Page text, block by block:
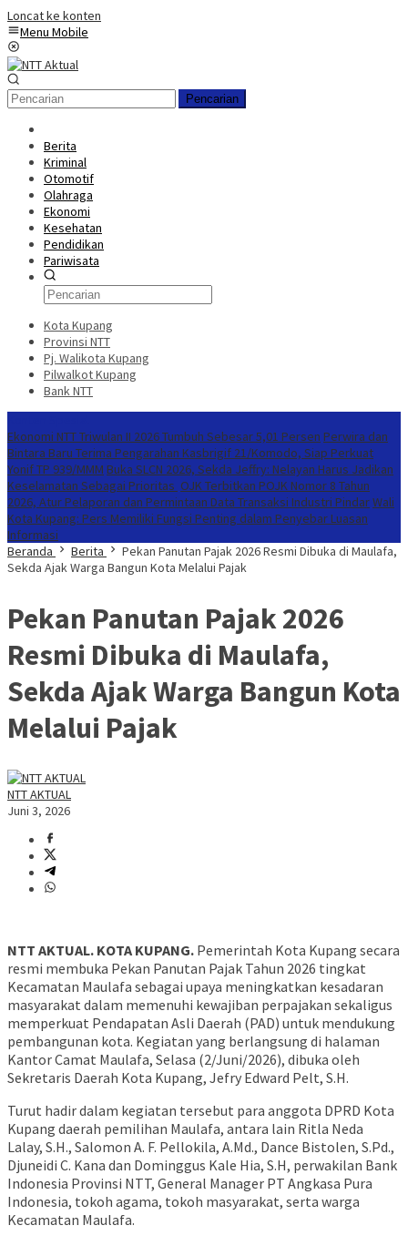
Loncat ke konten
Menu Mobile
Pencarian
Berita
Kriminal
Otomotif
Olahraga
Ekonomi
Kesehatan
Pendidikan
Pariwisata
Kota Kupang
Provinsi NTT
Pj. Walikota Kupang
Pilwalkot Kupang
Bank NTT
Ekonomi NTT Triwulan II 2026 Tumbuh Sebesar 5,01 Persen Perwira dan
Bintara Baru Terima Pengarahan Kasbrigif 21/Komodo, Siap Perkuat
Yonif TP 939/MMM Buka SLCN 2026, Sekda Jeffry: Nelayan Harus Jadikan
Keselamatan Sebagai Prioritas OJK Terbitkan POJK Nomor 8 Tahun
2026, Atur Pelaporan dan Permintaan Data Transaksi Industri PindarWali
Kota Kupang: Pers Memiliki Fungsi Penting dalam Penyebar Luasan
Informasi
Beranda
Berita
Pekan Panutan Pajak 2026 Resmi Dibuka di Maulafa,
Sekda Ajak Warga Bangun Kota Melalui Pajak
Pekan Panutan Pajak 2026
Resmi Dibuka di Maulafa,
Sekda Ajak Warga Bangun Kota
Melalui Pajak
NTT AKTUAL
Juni 3, 2026
NTT AKTUAL. KOTA KUPANG. Pemerintah Kota Kupang secara
resmi membuka Pekan Panutan Pajak Tahun 2026 tingkat
Kecamatan Maulafa sebagai upaya meningkatkan kesadaran
masyarakat dalam memenuhi kewajiban perpajakan sekaligus
memperkuat Pendapatan Asli Daerah (PAD) untuk mendukung
pembangunan kota. Kegiatan yang berlangsung di halaman
Kantor Camat Maulafa, Selasa (2/Juni/2026), dibuka oleh
Sekretaris Daerah Kota Kupang, Jefry Edward Pelt, S.H.
Turut hadir dalam kegiatan tersebut para anggota DPRD Kota
Kupang daerah pemilihan Maulafa, antara lain Ritla Neda
Lalay, S.H., Salomon A. F. Pellokila, A.Md., Dance Bistolen, S.Pd.,
Djuneidi C. Kana dan Dominggus Kale Hia, S.H, perwakilan Bank
Indonesia Provinsi NTT, General Manager PT Angkasa Pura
Indonesia, tokoh agama, tokoh masyarakat, serta warga
Kecamatan Maulafa.